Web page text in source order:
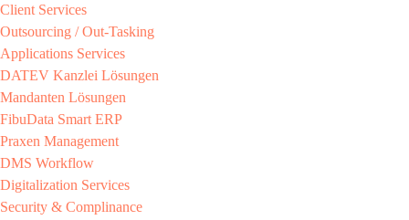
Client Services​
Outsourcing / Out-Tasking​
Applications Services
DATEV Kanzlei Lösungen​
Mandanten Lösungen​
FibuData Smart ERP​
Praxen Management​
DMS Workflow​
Digitalization Services
Security & Complinance​